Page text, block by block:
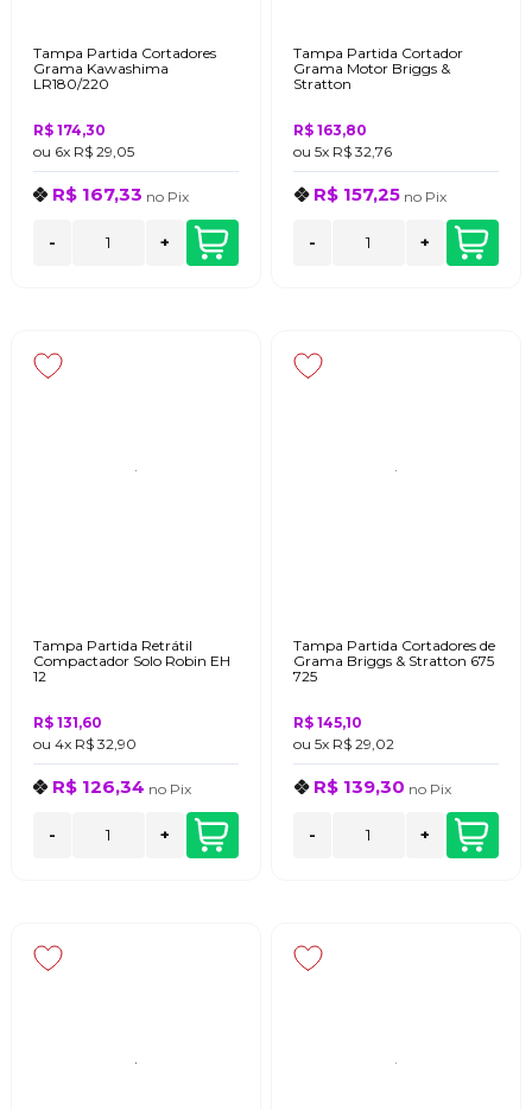
Tampa Partida Cortadores
Grama Kawashima
LR180/220
R$ 174,30
ou 6x R$ 29,05
R$ 167,33 no Pix
- +
Tampa Partida Cortador
Grama Motor Briggs &
Stratton
R$ 163,80
ou 5x R$ 32,76
R$ 157,25 no Pix
- +
Tampa Partida Retrátil
Compactador Solo Robin EH
12
R$ 131,60
ou 4x R$ 32,90
R$ 126,34 no Pix
- +
Tampa Partida Cortadores de
Grama Briggs & Stratton 675
725
R$ 145,10
ou 5x R$ 29,02
R$ 139,30 no Pix
- +